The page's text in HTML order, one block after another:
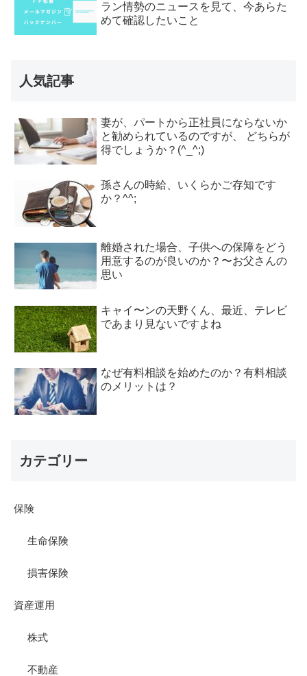
ラン情勢のニュースを見て、今あらた
めて確認したいこと
人気記事
妻が、パートから正社員にならないか
と勧められているのですが、 どちらが
得でしょうか？(^_^;)
孫さんの時給、いくらかご存知です
か？^^;
離婚された場合、子供への保障をどう
用意するのが良いのか？〜お父さんの
思い
キャイ〜ンの天野くん、最近、テレビ
であまり見ないですよね
なぜ有料相談を始めたのか？有料相談
のメリットは？
カテゴリー
保険
生命保険
損害保険
資産運用
株式
不動産